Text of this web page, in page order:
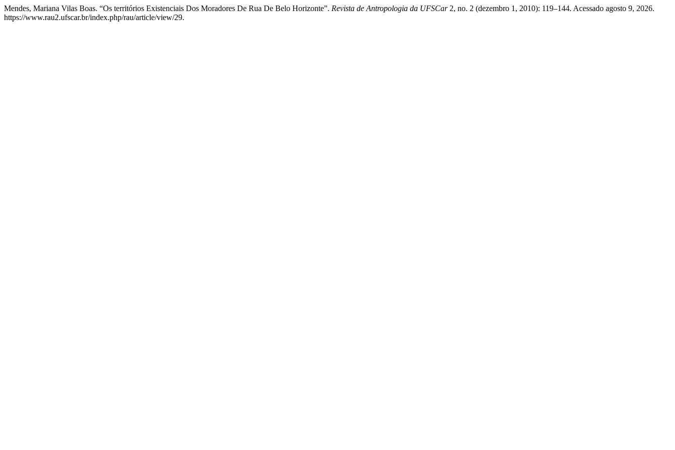
Mendes, Mariana Vilas Boas. “Os territórios Existenciais Dos Moradores De Rua De Belo Horizonte”. Revista de Antropologia da UFSCar2, no. 2 (dezembro 1, 2010): 119–144. Acessado agosto 9, 2026.
https://www.rau2.ufscar.br/index.php/rau/article/view/29.